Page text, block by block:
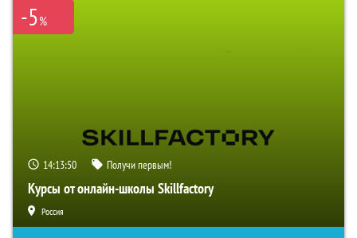
-5%
14:13:49 Получи первым!
Курсы от онлайн-школы Skillfactory
Россия